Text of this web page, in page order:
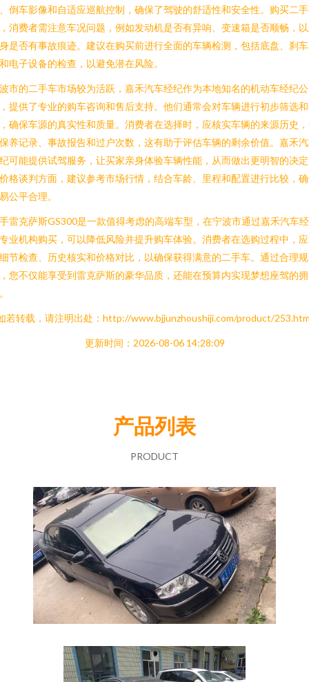
倒车影像和自适应巡航控制，确保了驾驶的舒适性和安全性。购买二
消费者需注意车况问题，例如发动机是否有异响、变速箱是否顺畅，
是否有事故痕迹。建议在购买前进行全面的车辆检测，包括底盘、刹
电子设备的检查，以避免潜在风险。
市的二手车市场较为活跃，嘉禾汽车经纪作为本地知名的机动车经纪公
提供了专业的购车咨询和售后支持。他们通常会对车辆进行初步筛选
确保车源的真实性和质量。消费者在选择时，应核实车辆的来源历史
养记录、事故报告和过户次数，这有助于评估车辆的剩余价值。嘉禾
可能提供试驾服务，让买家亲身体验车辆性能，从而做出更明智的决
格谈判方面，建议参考市场行情，结合车龄、里程和配置进行比较，
公平合理。
雷克萨斯GS300是一款值得考虑的高端车型，在宁波市通过嘉禾汽车
业机构购买，可以降低风险并提升购车体验。消费者在选购过程中，
节检查、历史核实和价格对比，以确保获得满意的二手车。通过合理规
您不仅能享受到雷克萨斯的豪华品质，还能在预算内实现梦想座驾的拥
若转载，请注明出处：http://www.bjjunzhoushiji.com/product/
更新时间：2026-08-06 14:28:09
产品列表
PRODUCT